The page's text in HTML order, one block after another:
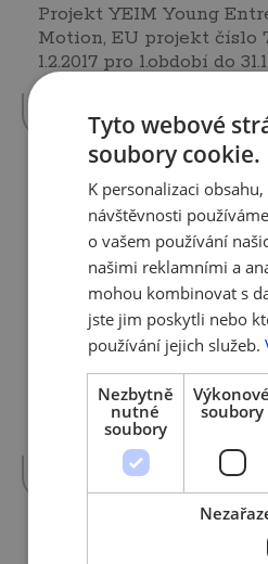
Projekt YEIM Young
Motion, EU projekt číslo
1.2.2017 pro 1.období do
do…
24. 7. 2017 | Tým AMSP ČR
Podnikáme
na míru ušité
podnikům,
sociálním
Rada kvality ČR přijímá
přihlášky do třetího
společenskou
odpovědně“.…
Tyto webové
soubory cookie.
K personalizaci
návštěvnosti
o vašem používání
našimi reklamními a
mohou kombinovat s
jste jim poskytli nebo
používání jejich služeb.
Nezbytně
nutné
soubory
Výkonové
soubory